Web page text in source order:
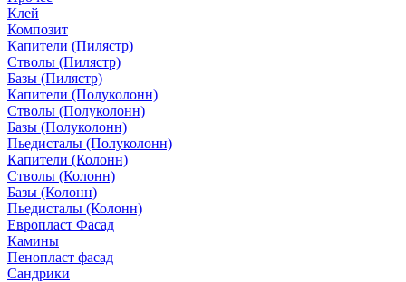
Клей
Композит
Капители (Пилястр)
Стволы (Пилястр)
Базы (Пилястр)
Капители (Полуколонн)
Стволы (Полуколонн)
Базы (Полуколонн)
Пьедисталы (Полуколонн)
Капители (Колонн)
Стволы (Колонн)
Базы (Колонн)
Пьедисталы (Колонн)
Европласт Фасад
Камины
Пенопласт фасад
Сандрики